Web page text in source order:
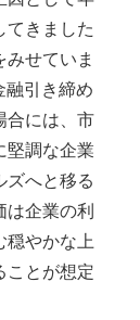
てきました
みせていま
融引き締め
合には、市
堅調な企業
ズへと移る
は企業の利
穏やかな上
ことが想定